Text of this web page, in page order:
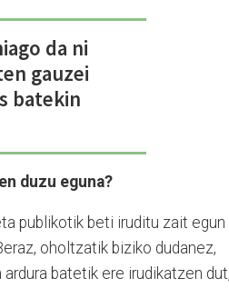
da ni
gauzei
batekin
duzu eguna?
publikotik beti iruditu zait egun
oholtzatik biziko dudanez,
batetik ere irudikatzen